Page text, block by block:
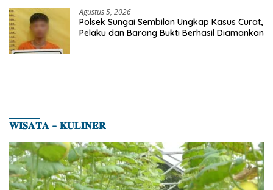
Agustus 5, 2026
Polsek Sungai Sembilan Ungkap Kasus Curat,
Pelaku dan Barang Bukti Berhasil Diamankan
𝐖𝐈𝐒𝐀𝐓𝐀 – 𝐊𝐔𝐋𝐈𝐍𝐄𝐑